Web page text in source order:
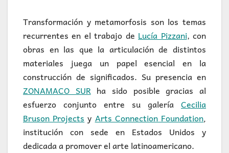
Transformación y metamorfosis son los temas
recurrentes en el trabajo de Lucía Pizzani, con
obras en las que la articulación de distintos
materiales juega un papel esencial en la
construcción de significados. Su presencia en
ZONAMACO SURha sido posible gracias al
esfuerzo conjunto entre su galería Cecilia
Bruson Projects y Arts Connection Foundation,
institución con sede en Estados Unidos y
dedicada a promover el arte latinoamericano.